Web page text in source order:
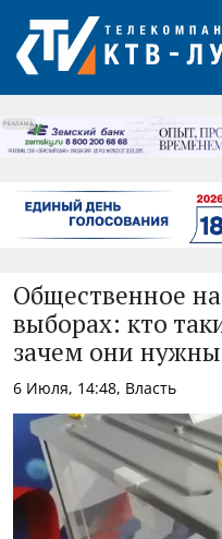
РЕКЛАМА
Общественное
выборах: кто
зачем они нужны
6 Июля, 14:48, Власть